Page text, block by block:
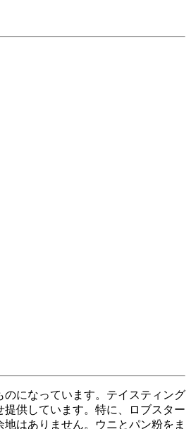
になっています。テイスティング
供しています。特に、ロブスター
はありません。ウニとパン粉をま